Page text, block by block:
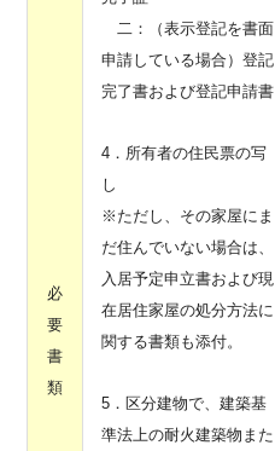
必
要
書
類
二：（表示登記を書面
申請している場合）登記
完了書および登記申請書
4．所有者の住民票の写
し
※ただし、その家屋にま
だ住んでいない場合は、
入居予定申立書および現
在居住家屋の処分方法に
関する書類も添付。
5．区分建物で、建築基
準法上の耐火建築物また